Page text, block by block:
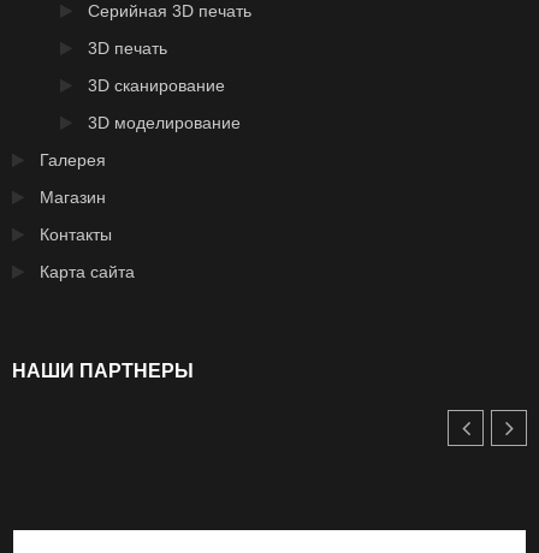
Серийная 3D печать
3D печать
3D сканирование
3D моделирование
Галерея
Магазин
Контакты
Карта сайта
НАШИ ПАРТНЕРЫ